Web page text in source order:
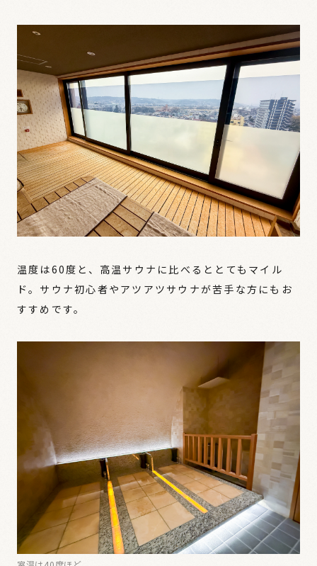
温度は60度と、高温サウナに比べるととてもマイル
ド。サウナ初心者やアツアツサウナが苦手な方にもお
すすめです。